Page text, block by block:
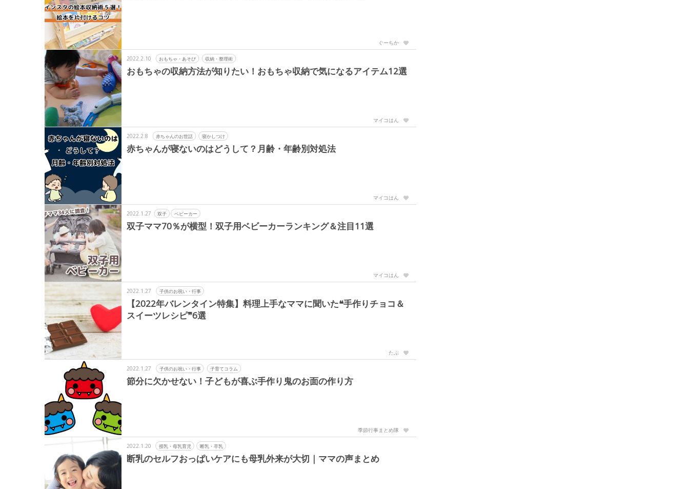
ぐーちか
2022.2.10 おもちゃ・あそび 収納・整理術
おもちゃの収納方法が知りたい！おもちゃ収納で気になるアイテム12選
マイコはん
2022.2.8 赤ちゃんのお世話 寝かしつけ
赤ちゃんが寝ないのはどうして？月齢・年齢別対処法
マイコはん
2022.1.27 双子 ベビーカー
双子ママ70％が横型！双子用ベビーカーランキング＆注目11選
マイコはん
2022.1.27 子供のお祝い・行事
【2022年バレンタイン特集】料理上手なママに聞いた❝手作りチョコ＆
スイーツレシピ❞6選
たぶ
2022.1.27 子供のお祝い・行事 子育てコラム
節分に欠かせない！子どもが喜ぶ手作り鬼のお面の作り方
季節行事まとめ隊
2022.1.20 授乳・母乳育児 断乳・卒乳
断乳のセルフおっぱいケアにも母乳外来が大切｜ママの声まとめ